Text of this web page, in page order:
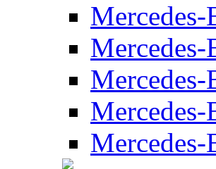
Mercedes-
Mercedes-
Mercedes-
Mercedes-